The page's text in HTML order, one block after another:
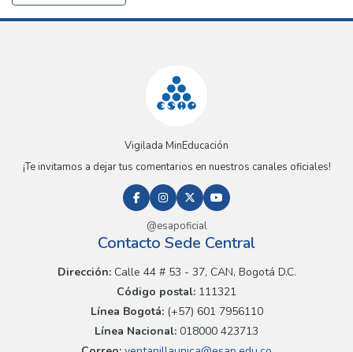
Vigilada MinEducación
¡Te invitamos a dejar tus comentarios en nuestros canales oficiales!
@esapoficial
Contacto Sede Central
Dirección:Calle 44 # 53 - 37, CAN, Bogotá D.C.
Código postal: 111321
Línea Bogotá:(+57) 601 7956110
Línea Nacional: 018000 423713